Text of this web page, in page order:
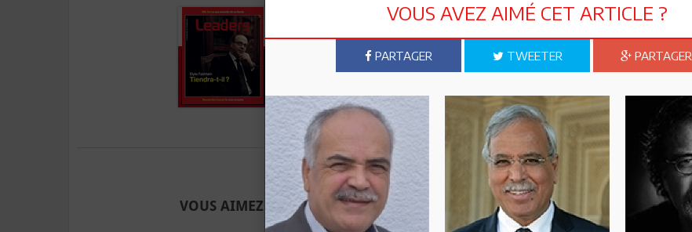
Envoyer à un ami
VOUS AIMEZ CET ARTICLE ? PARTAGEZ-LE AVEC VOS AMIS !
VOUS AVEZ AIMÉ CET ARTICLE ?
PARTAGER TWEETER PARTAGER